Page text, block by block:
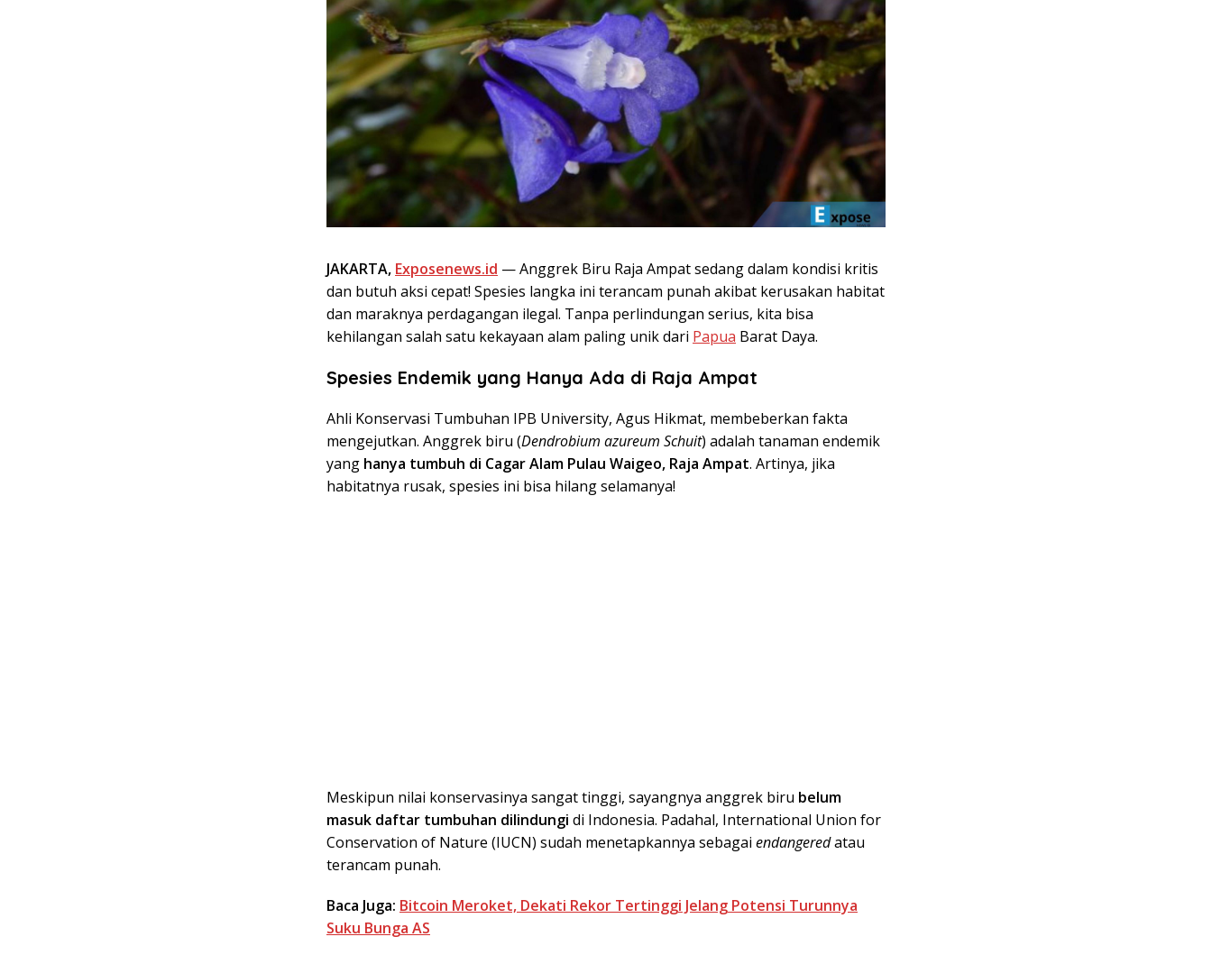
JAKARTA, Exposenews.id — Anggrek Biru Raja Ampat sedang dalam kondisi kritis
dan butuh aksi cepat! Spesies langka ini terancam punah akibat kerusakan habitat
dan maraknya perdagangan ilegal. Tanpa perlindungan serius, kita bisa
kehilangan salah satu kekayaan alam paling unik dari Papua Barat Daya.
Spesies Endemik yang Hanya Ada di Raja Ampat
Ahli Konservasi Tumbuhan IPB University, Agus Hikmat, membeberkan fakta
mengejutkan. Anggrek biru (Dendrobium azureum Schuit) adalah tanaman endemik
yang hanya tumbuh di Cagar Alam Pulau Waigeo, Raja Ampat. Artinya, jika
habitatnya rusak, spesies ini bisa hilang selamanya!
Meskipun nilai konservasinya sangat tinggi, sayangnya anggrek biru belum
masuk daftar tumbuhan dilindungi di Indonesia. Padahal, International Union for
Conservation of Nature (IUCN) sudah menetapkannya sebagai endangeredatau
terancam punah.
Baca Juga: Bitcoin Meroket, Dekati Rekor Tertinggi Jelang Potensi Turunnya
Suku Bunga AS